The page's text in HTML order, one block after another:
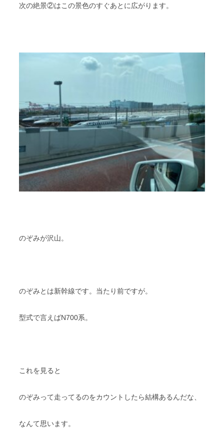
次の絶景②はこの景色のすぐあとに広がります。
のぞみが沢山。
のぞみとは新幹線です。当たり前ですが。
型式で言えばN700系。
これを見ると
のぞみって走ってるのをカウントしたら結構あるんだな、
なんて思います。